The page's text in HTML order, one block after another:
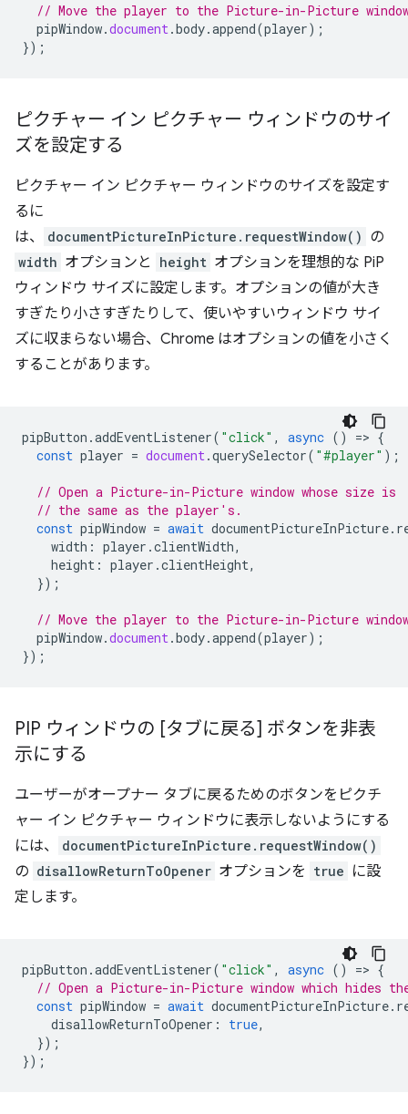
// Move the player to the Picture-in-Picture
pipWindow.document .body.append(player);
});
ピクチャー イン ピクチャー ウィンドウのサイ
ズを設定する
ピクチャー イン ピクチャー ウィンドウのサイズを設定す
るに
は、
documentPictureInPicture.requestWindow() の
width オプションと height オプションを理想的な PiP
ウィンドウ サイズに設定します。オプションの値が大き
すぎたり小さすぎたりして、使いやすいウィンドウ サイ
ズに収まらない場合、Chrome はオプションの値を小さく
することがあります。
pipButton .addEventListener( "click" , async () => {
const player = document .querySelector( "#player" );
// Open a Picture-in-Picture window whose size is
// the same as the player's.
const pipWindow = await documentPictureInPicture.
width : player .clientWidth,
height : player .clientHeight,
});
// Move the player to the Picture-in-Picture
pipWindow.document .body.append(player);
});
PIP ウィンドウの [タブに戻る] ボタンを非表
示にする
ユーザーがオープナー タブに戻るためのボタンをピクチ
ャー イン ピクチャー ウィンドウに表示しないようにする
には、
documentPictureInPicture.requestWindow()
の disallowReturnToOpener オプションを true に設
定します。
pipButton .addEventListener( "click" , async () => {
// Open a Picture-in-Picture window which hides
const pipWindow = await documentPictureInPicture.
disallowReturnToOpener : true,
});
});